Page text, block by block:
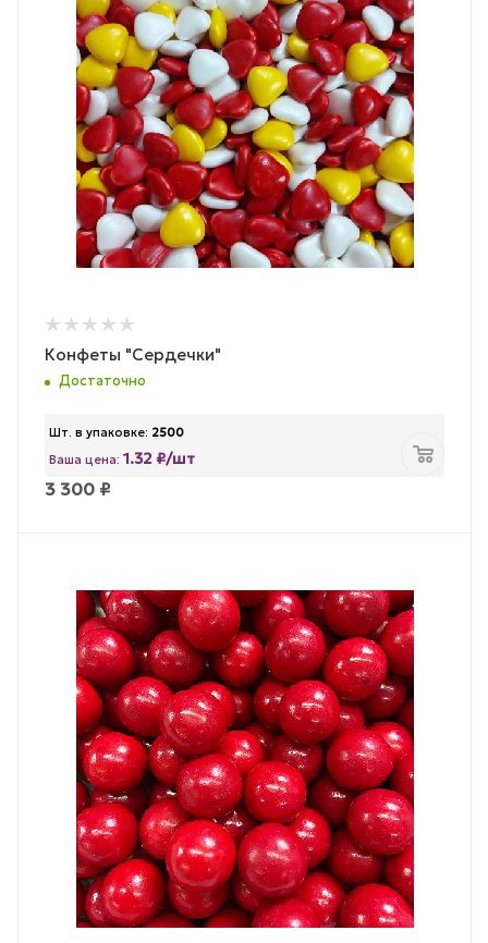
Конфеты "Сердечки"
Достаточно
Шт. в упаковке: 2500
Ваша цена: 1.32 ₽/шт
3 300 ₽